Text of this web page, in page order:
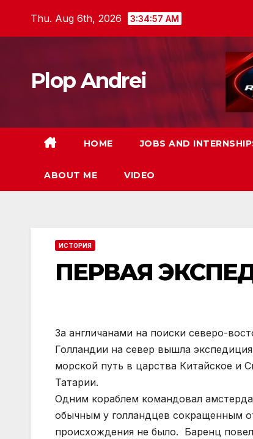
Thu. Aug 6th, 2026 3:34:58 AM
Plop Andrei
HOME JOBS AND
ABOUT ME VIDEO
ИСТОРИЯ
ПЕРВАЯ
За англичанами на поиски северо-
Голландии на север вышла
морской путь в царства Китайское и
Татарии.
Одним кораблем командовал
обычным у голландцев сокращенным
происхождения не было. Баренц